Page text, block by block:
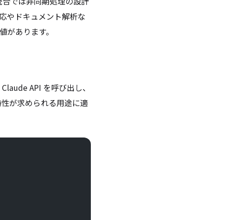
やドキュメント解析な
あります。
API を呼び出し、
が求められる用途に適